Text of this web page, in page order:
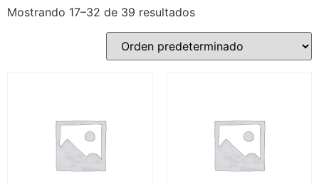
Mostrando 17–32 de 39 resultados